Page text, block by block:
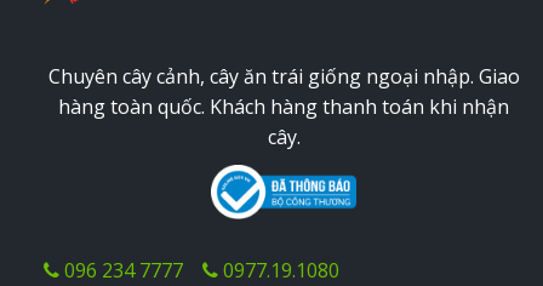
Chuyên cây cảnh, cây ăn trái giống ngoại nhập. Giao
hàng toàn quốc. Khách hàng thanh toán khi nhận
cây.
096 234 7777
0977.19.1080